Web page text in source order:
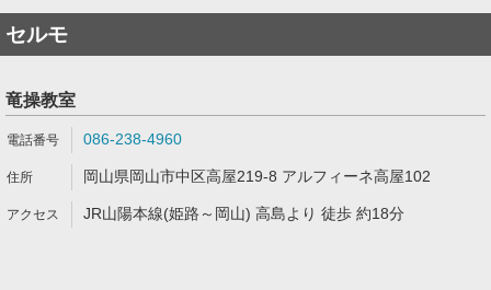
セルモ
竜操教室
086-238-4960
岡山県岡山市中区高屋219-8 アルフィーネ高屋102
JR山陽本線(姫路～岡山) 高島より 徒歩 約18分